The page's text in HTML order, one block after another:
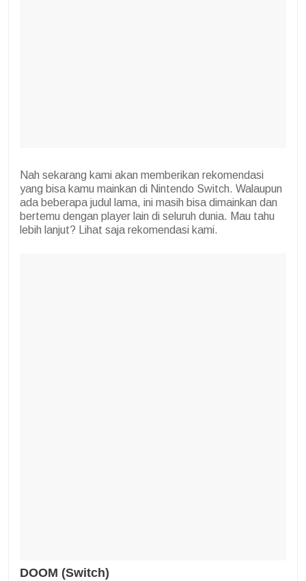
Nah sekarang kami akan memberikan rekomendasi
yang bisa kamu mainkan di Nintendo Switch. Walaupun
ada beberapa judul lama, ini masih bisa dimainkan dan
bertemu dengan player lain di seluruh dunia. Mau tahu
lebih lanjut? Lihat saja rekomendasi kami.
DOOM (Switch)